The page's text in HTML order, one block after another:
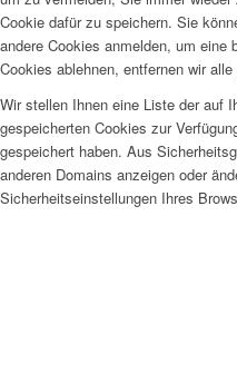
Cookie dafür zu speichern. Sie
andere Cookies anmelden, um eine
Cookies ablehnen, entfernen wir
Wir stellen Ihnen eine Liste der auf
gespeicherten Cookies zur
gespeichert haben. Aus
anderen Domains anzeigen oder
Sicherheitseinstellungen Ihres